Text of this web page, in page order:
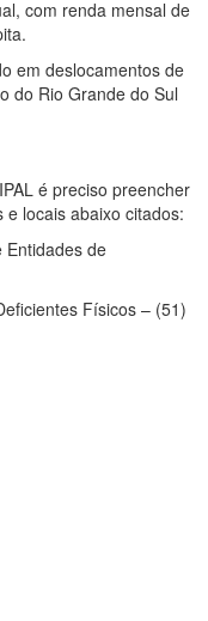
com renda mensal de
em deslocamentos de
do Rio Grande do Sul
é preciso preencher
locais abaixo citados:
Entidades de
Físicos – (51)